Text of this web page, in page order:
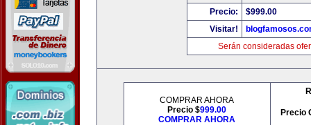
Precio:
$999.00
Visitar!
Serán consideradas
COMPRAR AHORA
Precio $999.00
COMPRAR AHORA
Precio